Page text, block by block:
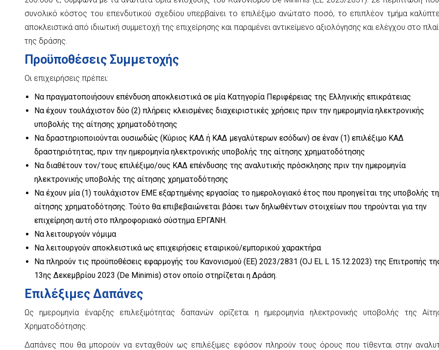
συνολικό κόστος του επενδυτικού σχεδίου υπερβαίνει το επιλέξιμο ανώτατο ποσό, το επιπλέον τμήμα
αποκλειστικά από ιδιωτική συμμετοχή της επιχείρησης και παραμένει αντικείμενο αξιολόγησης και ελέγχου στο
της δράσης.
Προϋποθέσεις Συμμετοχής
Οι επιχειρήσεις πρέπει:
Να πραγματοποιήσουν επένδυση αποκλειστικά σε μία Κατηγορία Περιφέρειας της Ελληνικής επικράτειας
Να έχουν τουλάχιστον δύο (2) πλήρεις κλεισμένες διαχειριστικές χρήσεις πριν την ημερομηνία ηλεκτρονικής
υποβολής της αίτησης χρηματοδότησης
Να δραστηριοποιούνται ουσιωδώς (Κύριος ΚΑΔ ή ΚΑΔ μεγαλύτερων εσόδων) σε έναν (1) επιλέξιμο ΚΑΔ
δραστηριότητας, πριν την ημερομηνία ηλεκτρονικής υποβολής της αίτησης χρηματοδότησης
Να διαθέτουν τον/τους επιλέξιμο/ους ΚΑΔ επένδυσης της αναλυτικής πρόσκλησης πριν την ημερομηνία
ηλεκτρονικής υποβολής της αίτησης χρηματοδότησης
Να έχουν μία (1) τουλάχιστον ΕΜΕ εξαρτημένης εργασίας το ημερολογιακό έτος που προηγείται της υποβολής
αίτησης χρηματοδότησης. Τούτο θα επιβεβαιώνεται βάσει των δηλωθέντων στοιχείων που τηρούνται για την
επιχείρηση αυτή στο πληροφοριακό σύστημα ΕΡΓΑΝΗ.
Να λειτουργούν νόμιμα
Να λειτουργούν αποκλειστικά ως επιχειρήσεις εταιρικού/εμπορικού χαρακτήρα
Να πληρούν τις προϋποθέσεις εφαρμογής του Κανονισμού (ΕΕ) 2023/2831 (OJ EL L 15.12.2023) της Επιτροπής
13ης Δεκεμβρίου 2023 (De Minimis) στον οποίο στηρίζεται η Δράση.
Επιλέξιμες Δαπάνες
Ως ημερομηνία έναρξης επιλεξιμότητας δαπανών ορίζεται η ημερομηνία ηλεκτρονικής υποβολής της
Χρηματοδότησης.
Δαπάνες που θα μπορούν να ενταχθούν ως επιλέξιμες εφόσον πληρούν τους όρους που τίθενται στην